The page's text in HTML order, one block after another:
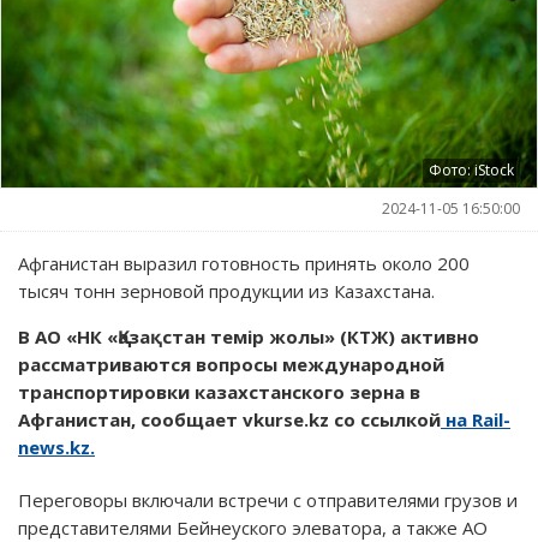
Фото: iStock
2024-11-05 16:50:00
Афганистан выразил готовность принять около 200
тысяч тонн зерновой продукции из Казахстана.
В АО «НК «Қазақстан темір жолы» (КТЖ) активно
рассматриваются вопросы международной
транспортировки казахстанского зерна в
Афганистан, сообщает vkurse.kz со ссылкой на Rail-
news.kz.
Переговоры включали встречи с отправителями грузов и
представителями Бейнеуского элеватора, а также АО